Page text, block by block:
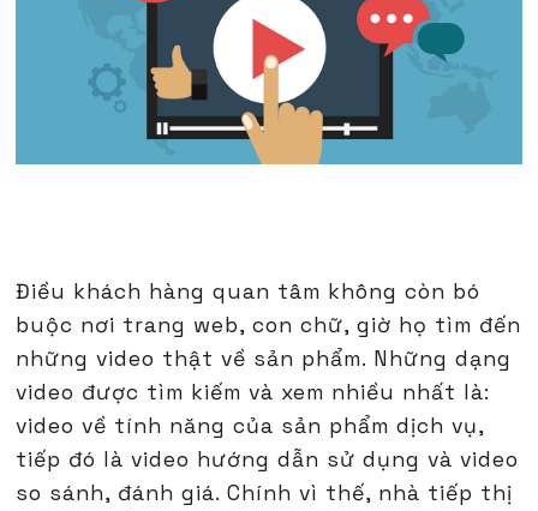
Điều khách hàng quan tâm không còn bó
buộc nơi trang web, con chữ, giờ họ tìm đến
những video thật về sản phẩm. Những dạng
video được tìm kiếm và xem nhiều nhất là:
video về tính năng của sản phẩm dịch vụ,
tiếp đó là video hướng dẫn sử dụng và video
so sánh, đánh giá. Chính vì thế, nhà tiếp thị